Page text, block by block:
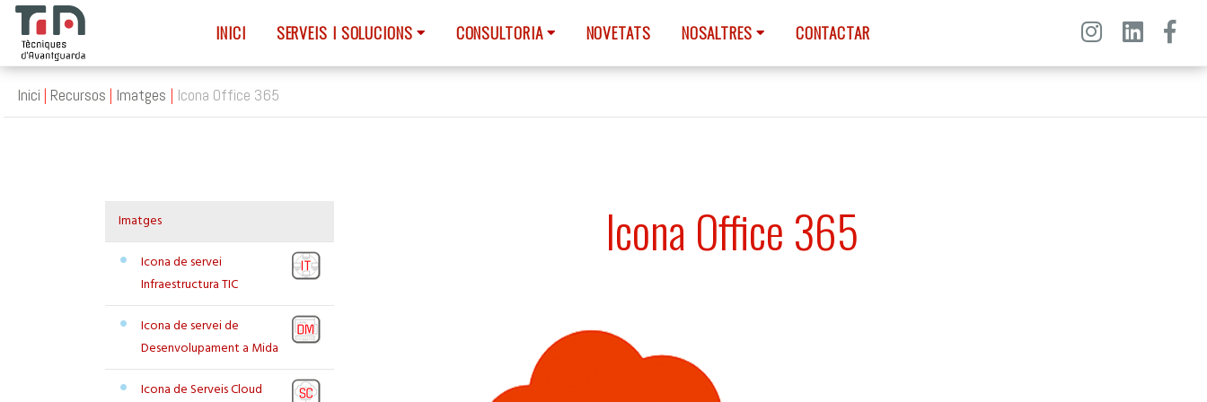
INICI SERVEIS I SOLUCIONS CONSULTORIA NOVETATS NOSALTRES CONTACTAR
Inici Recursos Imatges Icona Office 365
Imatges
Icona de servei
Infraestructura TIC
Icona de servei de
Desenvolupament a Mida
Icona de Serveis Cloud
Icona Office 365